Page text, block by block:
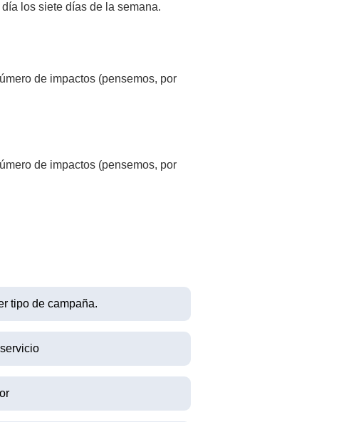
los siete días de la semana.
de impactos (pensemos, por
de impactos (pensemos, por
tipo de campaña.